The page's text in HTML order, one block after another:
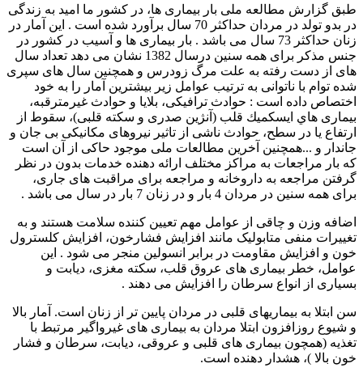
طبق گزارش مطالعه ملی بار بيماری ها، در كشور ما اميد به زندگی
در بدو تولد در مردان حداكثر 70 سال برآورد شده است . اين آمار در
زنان حداكثر 73 سال می باشد . بار بيماری ها و آسيب در كشور در
جنس مذكر برای همه سنين درسال 1382 نشان می دهد تعداد سال
های از دست رفته به علت مرگ زودرس و همچنين سال های سپری
شده توام با ناتوانی به ترتيب عوامل زیر بيشترين آمار را به خود
اختصاص داده است : حوادث ترافيكی، بلايا و حوادث غيرمترقبه،
بيماری هاي ايسكميك قلب (آنژين صدری و سكته قلبی)، سقوط از
ارتفاع يا در سطح، حوادث ناشی از تاثير نيروهای مكانيكی بی جان و
جاندار و ...همچنین آخرين مطالعات ملی موجود حاکی از آن است
که بار مراجعات به مراكز مختلف ارائه دهنده خدمات بدون در نظر
گرفتن مراجعه به داروخانه و مراجعه برای مراقبت های جاری،
برای همه سنین در مردان 4 بار و در زنان 7 بار در سال می باشد .
اضافه وزن و چاقی از عوامل مهم تعيين کننده سلامت هستند و به
تغييرات منفی متابوليک مانند افزایش فشارخون، افزایش کلسترول
خون و افزايش مقاومت در برابر انسولين منجر می شود . اين
عوامل، خطر بيماری های عروق قلب، سکته مغزی، ديابت و
بسياری از انواع سرطان را افزايش می دهند .
سن ابتلا به بيماريهای قلبی در مردان پايين تر از زنان است. آمار بالا
و شيوع روزافزون ابتلا مردان به بيماری های غيرواگير مرتبط با
تغذیه (همچون بیماری های قلبی و عروقی، دیابت، سرطان و فشار
خون بالا )، هشدار دهنده است.